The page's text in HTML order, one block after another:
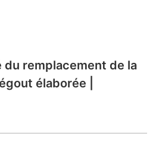
du remplacement de la
élaborée |